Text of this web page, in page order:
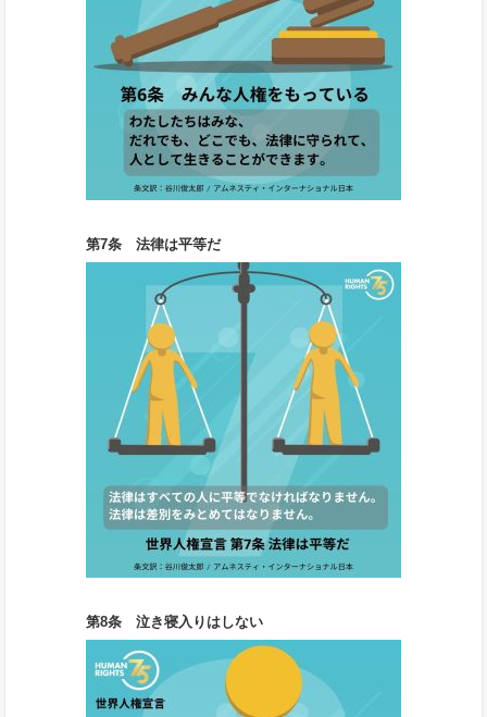
第7条 法律は平等だ
第8条 泣き寝入りはしない